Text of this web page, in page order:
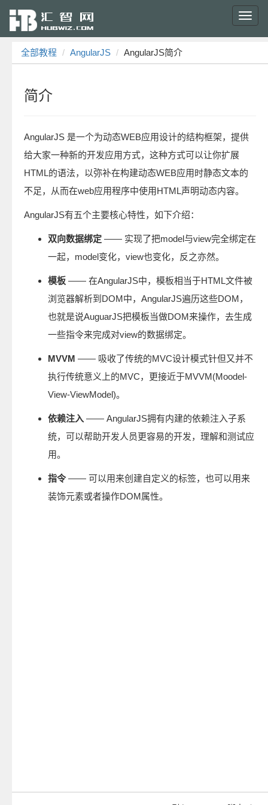
全部教程 AngularJS AngularJS简介
简介
AngularJS 是一个为动态WEB应用设计的结构框架，提供
给大家一种新的开发应用方式，这种方式可以让你扩展
HTML的语法，以弥补在构建动态WEB应用时静态文本的
不足，从而在web应用程序中使用HTML声明动态内容。
AngularJS有五个主要核心特性，如下介绍：
双向数据绑定 —— 实现了把model与view完全绑定在
一起，model变化，view也变化，反之亦然。
模板 —— 在AngularJS中，模板相当于HTML文件被
浏览器解析到DOM中，AngularJS遍历这些DOM，
也就是说AuguarJS把模板当做DOM来操作，去生成
一些指令来完成对view的数据绑定。
MVVM —— 吸收了传统的MVC设计模式针但又并不
执行传统意义上的MVC，更接近于MVVM(Moodel-
View-ViewModel)。
依赖注入 —— AngularJS拥有内建的依赖注入子系
统，可以帮助开发人员更容易的开发，理解和测试应
用。
指令—— 可以用来创建自定义的标签，也可以用来
装饰元素或者操作DOM属性。